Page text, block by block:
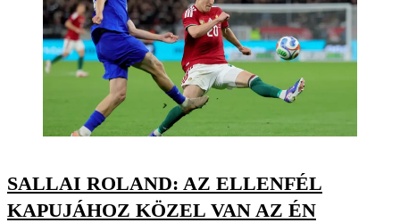
SALLAI ROLAND: AZ ELLENFÉL
KAPUJÁHOZ KÖZEL VAN AZ ÉN